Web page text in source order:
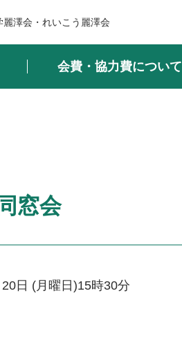
澤会・れいこう麗澤会
会費・協力費について
窓会
日 (月曜日)15時30分